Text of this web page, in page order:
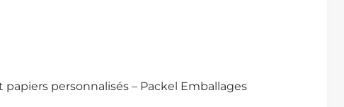
personnalisés – Packel Emballages